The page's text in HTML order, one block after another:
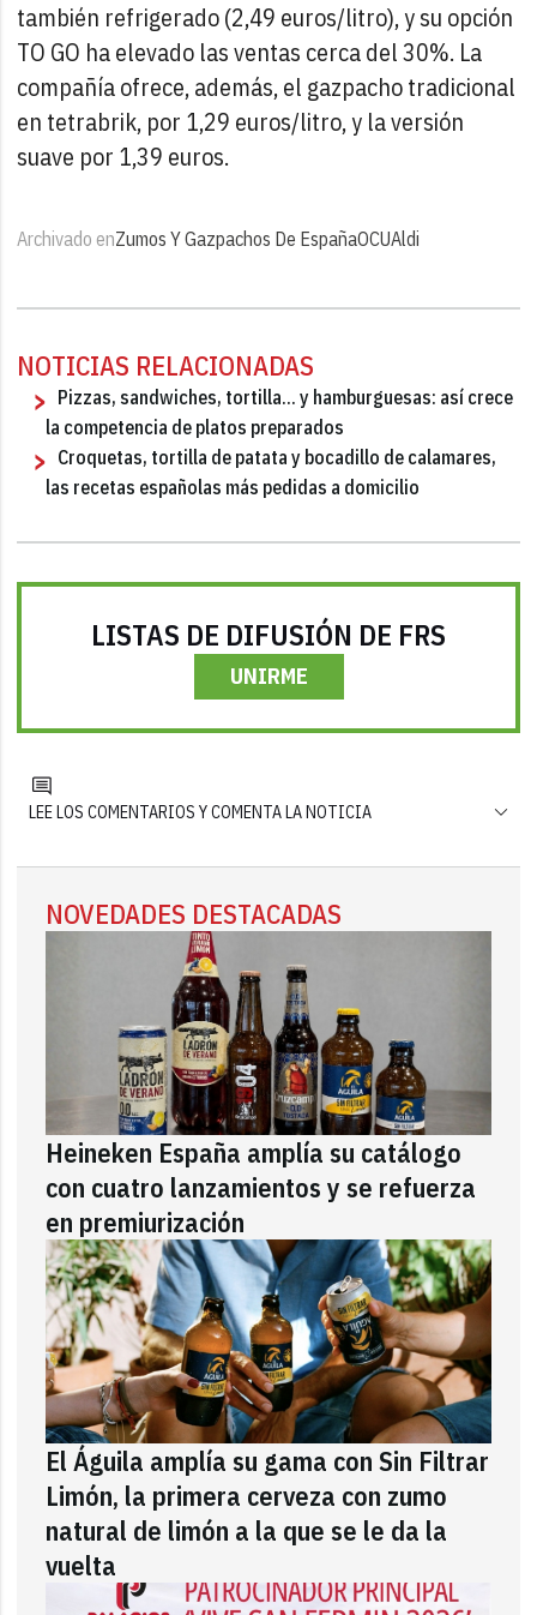
también refrigerado (2,49 euros/litro), y su opción
TO GO ha elevado las ventas cerca del 30%. La
compañía ofrece, además, el gazpacho tradicional
en tetrabrik, por 1,29 euros/litro, y la versión
suave por 1,39 euros.
Archivado enZumos Y Gazpachos De EspañaOCUAldi
NOTICIAS RELACIONADAS
Pizzas, sandwiches, tortilla... y hamburguesas: así crece
la competencia de platos preparados
Croquetas, tortilla de patata y bocadillo de calamares,
las recetas españolas más pedidas a domicilio
LISTAS DE DIFUSIÓN DE FRS
UNIRME
LEE LOS COMENTARIOS Y COMENTA LA NOTICIA
NOVEDADES DESTACADAS
Heineken España amplía su catálogo
con cuatro lanzamientos y se refuerza
en premiurización
El Águila amplía su gama con Sin Filtrar
Limón, la primera cerveza con zumo
natural de limón a la que se le da la
vuelta